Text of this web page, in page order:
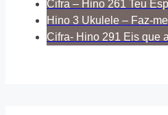
Cifra – Hino 261 Teu
Hino 3 Ukulele – Faz-
Cifra- Hino 291 Eis que